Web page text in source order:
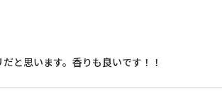
と思います。香りも良いです！！